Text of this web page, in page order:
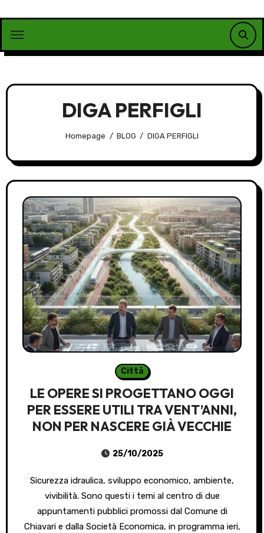
contenuto
DIGA PERFIGLI
Homepage BLOG DIGA PERFIGLI
Città
LE OPERE SI PROGETTANO OGGI
PER ESSERE UTILI TRA VENT’ANNI,
NON PER NASCERE GIÀ VECCHIE
25/10/2025
Sicurezza idraulica, sviluppo economico, ambiente,
vivibilità. Sono questi i temi al centro di due
appuntamenti pubblici promossi dal Comune di
Chiavari e dalla Società Economica, in programma ieri,